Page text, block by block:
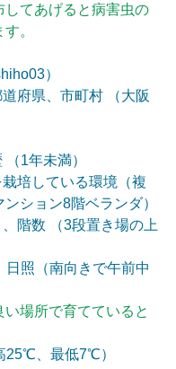
してあげると病害虫の
。
）
府県、市町村 （大阪
1年未満）
培している環境（複
ション8階ベランダ）
階数 （3段置き場の上
日照（南向きで午前中
場所で育てていると
25℃、最低7℃）